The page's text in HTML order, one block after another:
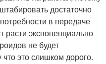
достаточно
в передаче
расти экспоненциально
не будет
это слишком дорого.